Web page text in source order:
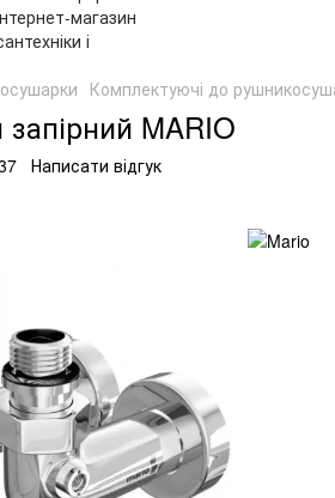
Комплектуючі до
MARIO
Написати відгук